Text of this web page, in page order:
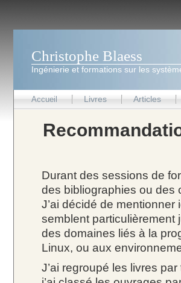
Christophe Blaess
Ingénierie et formations sur les
Accueil Livres Articles
Durant des sessions de
des bibliographies ou des
J’ai décidé de
semblent particulièrement
des domaines liés à la
Linux, ou aux
J’ai regroupé les livres